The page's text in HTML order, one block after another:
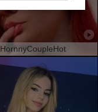
HornnyCoupleHot